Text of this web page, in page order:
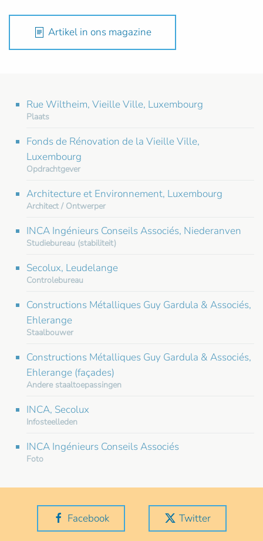
Artikel in ons magazine
Rue Wiltheim, Vieille Ville, Luxembourg
Plaats
Fonds de Rénovation de la Vieille Ville,
Luxembourg
Opdrachtgever
Architecture et Environnement, Luxembourg
Architect / Ontwerper
INCA Ingénieurs Conseils Associés, Niederanven
Studiebureau (stabiliteit)
Secolux, Leudelange
Controlebureau
Constructions Métalliques Guy Gardula & Associés,
Ehlerange
Staalbouwer
Constructions Métalliques Guy Gardula & Associés,
Ehlerange (façades)
Andere staaltoepassingen
INCA, Secolux
Infosteelleden
INCA Ingénieurs Conseils Associés
Foto
Facebook Twitter